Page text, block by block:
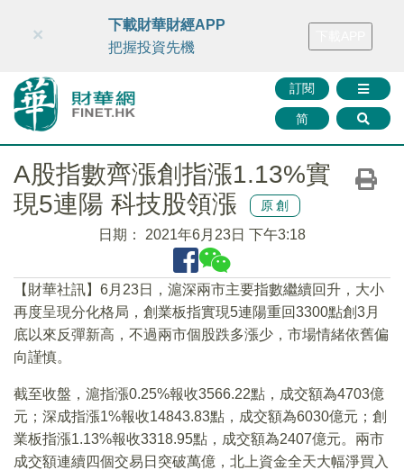
財華智庫網 FINTV FINMETA 財華證券 媒體矩陣
訂閱
简
×
下載財華財經APP
把握投資先機
A股指數齊漲創指漲1.13%實
現5連陽 科技股領漲
原創
日期： 2021年6月23日 下午3:18
【財華社訊】6月23日，滬深兩市主要指數繼續回升，大小
再度呈現分化格局，創業板指實現5連陽重回3300點創3月
底以來反彈新高，不過兩市個股跌多漲少，市場情緒依舊偏
向謹慎。
截至收盤，滬指漲0.25%報收3566.22點，成交額為4703億
元；深成指漲1%報收14843.83點，成交額為6030億元；創
業板指漲1.13%報收3318.95點，成交額為2407億元。兩市
成交額連續四個交易日突破萬億，北上資金全天大幅淨買入